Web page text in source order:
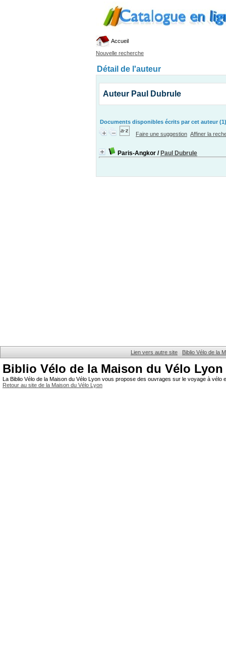
Accueil
Nouvelle recherche
Détail de l'auteur
Auteur Paul Dubrule
Documents disponibles écrits par cet auteur (1)
Faire une suggestion Affiner la
Paris-Angkor / Paul Dubrule
Lien vers autre site Biblio Vélo de la
Biblio Vélo de la Maison du Vélo Lyon
La Biblio Vélo de la Maison du Vélo Lyon vous propose des ouvrages sur le voyage à
Retour au site de la Maison du Vélo Lyon